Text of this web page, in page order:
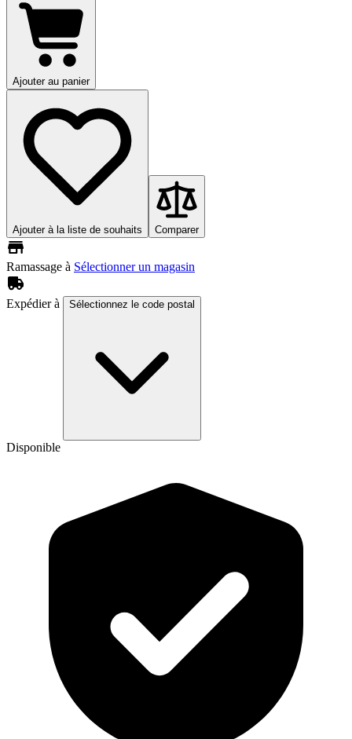
Ajouter au panier
Ajouter à la liste de souhaits Comparer
Ramassage à Sélectionner un magasin
Expédier à Sélectionnez le code postal
Disponible